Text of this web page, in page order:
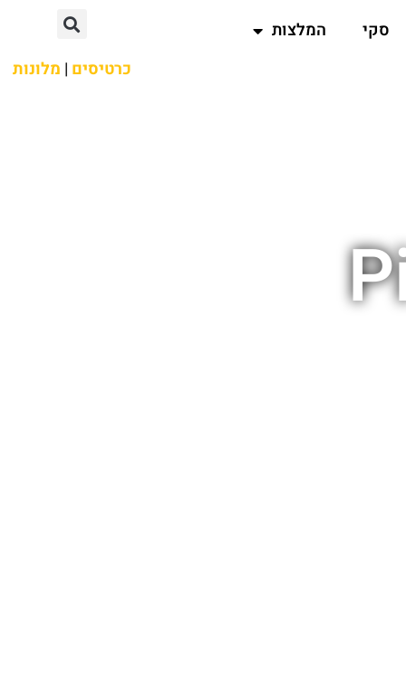
סקי
המלצות
כרטיסים | מלונות